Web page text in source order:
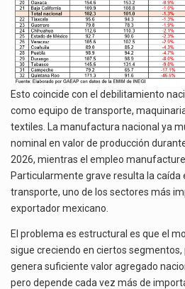
Esto coincide con el debilitamiento
como equipo de transporte,
textiles. La manufactura nacional ya
nominal en valor de producción
2026, mientras el empleo
Particularmente grave resulta la caída
transporte, uno de los sectores más
exportador mexicano.
El problema es estructural es que el
sigue creciendo en ciertos
genera suficiente valor agregado
pero depende cada vez más de